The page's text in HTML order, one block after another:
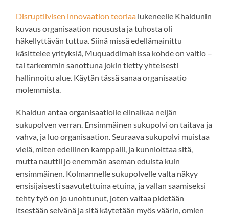
Disruptiivisen innovaation teoriaa lukeneelle Khaldunin
kuvaus organisaation noususta ja tuhosta oli
häkellyttävän tuttua. Siinä missä edellämainittu
käsittelee yrityksiä, Muquaddimahissa kohde on valtio –
tai tarkemmin sanottuna jokin tietty yhteisesti
hallinnoitu alue. Käytän tässä sanaa organisaatio
molemmista.
Khaldun antaa organisaatiolle elinaikaa neljän
sukupolven verran. Ensimmäinen sukupolvi on taitava ja
vahva, ja luo organisaation. Seuraava sukupolvi muistaa
vielä, miten edellinen kamppaili, ja kunnioittaa sitä,
mutta nauttii jo enemmän aseman eduista kuin
ensimmäinen. Kolmannelle sukupolvelle valta näkyy
ensisijaisesti saavutettuina etuina, ja vallan saamiseksi
tehty työ on jo unohtunut, joten valtaa pidetään
itsestään selvänä ja sitä käytetään myös väärin, omien